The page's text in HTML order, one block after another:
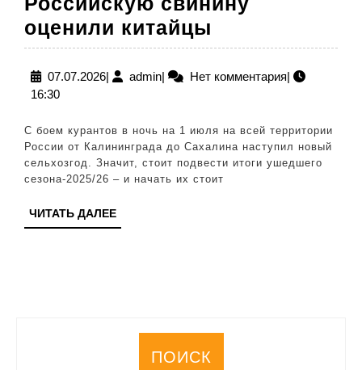
оценили китайцы
свинину
оценили
07.07.202607.07.2026
| adminadmin
| Нет комментария|
16:30
С боем курантов в ночь на 1 июля на всей территории
России от Калининграда до Сахалина наступил новый
сельхозгод. Значит, стоит подвести итоги ушедшего
сезона‑2025/26 – и начать их стоит
ЧИТАТЬ ДАЛЕЕЧИТАТЬ
ДАЛЕЕ
ПОИСК